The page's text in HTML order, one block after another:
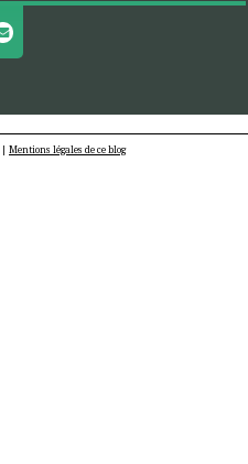
| Mentions légales de ce blog